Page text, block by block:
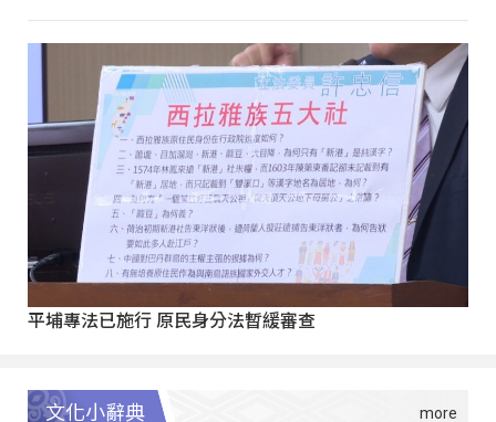
平埔專法已施行 原民身分法暫緩審查
文化小辭典